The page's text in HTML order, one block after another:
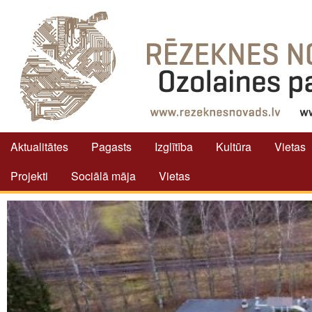
Aktualitātes Pagasts Izglītība Kultūra
Vietas
Projekti
Sociālā māja Vietas